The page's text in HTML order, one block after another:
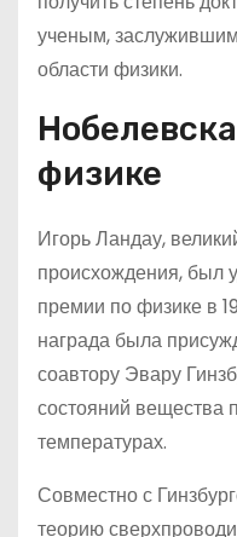
ученым,
области физики.
физике
Игорь Ландау,
происхождения, был
премии по физике в
награда была
соавтору Эвару
состояний вещества
температурах.
Совместно с
теорию